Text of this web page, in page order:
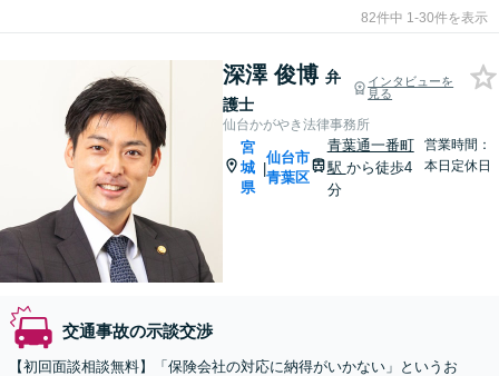
82件中 1-30件を表示
深澤 俊博 弁
護士
インタビューを
見る
仙台かがやき法律事務所
宮
城
県
|
仙台市
青葉区
青葉通一番町
駅 から徒歩4
分
営業時間：
本日定休日
交通事故の示談交渉
【初回面談相談無料】「保険会社の対応に納得がいかない」というお